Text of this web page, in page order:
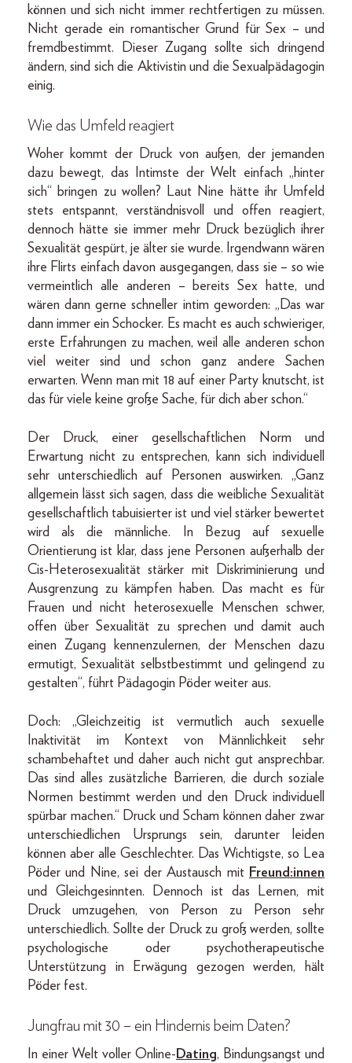
können und sich nicht immer rechtfertigen zu müssen.
Nicht gerade ein romantischer Grund für Sex – und
fremdbestimmt. Dieser Zugang sollte sich dringend
ändern, sind sich die Aktivistin und die Sexualpädagogin
einig.
Wie das Umfeld reagiert
Woher kommt der Druck von außen, der jemanden
dazu bewegt, das Intimste der Welt einfach „hinter
sich“ bringen zu wollen? Laut Nine hätte ihr Umfeld
stets entspannt, verständnisvoll und offen reagiert,
dennoch hätte sie immer mehr Druck bezüglich ihrer
Sexualität gespürt, je älter sie wurde. Irgendwann wären
ihre Flirts einfach davon ausgegangen, dass sie – so wie
vermeintlich alle anderen – bereits Sex hatte, und
wären dann gerne schneller intim geworden: „Das war
dann immer ein Schocker. Es macht es auch schwieriger,
erste Erfahrungen zu machen, weil alle anderen schon
viel weiter sind und schon ganz andere Sachen
erwarten. Wenn man mit 18 auf einer Party knutscht, ist
das für viele keine große Sache, für dich aber schon.“
Der Druck, einer gesellschaftlichen Norm und
Erwartung nicht zu entsprechen, kann sich individuell
sehr unterschiedlich auf Personen auswirken. „Ganz
allgemein lässt sich sagen, dass die weibliche Sexualität
gesellschaftlich tabuisierter ist und viel stärker bewertet
wird als die männliche. In Bezug auf sexuelle
Orientierung ist klar, dass jene Personen außerhalb der
Cis-Heterosexualität stärker mit Diskriminierung und
Ausgrenzung zu kämpfen haben. Das macht es für
Frauen und nicht heterosexuelle Menschen schwer,
offen über Sexualität zu sprechen und damit auch
einen Zugang kennenzulernen, der Menschen dazu
ermutigt, Sexualität selbstbestimmt und gelingend zu
gestalten“, führt Pädagogin Pöder weiter aus.
Doch: „Gleichzeitig ist vermutlich auch sexuelle
Inaktivität im Kontext von Männlichkeit sehr
schambehaftet und daher auch nicht gut ansprechbar.
Das sind alles zusätzliche Barrieren, die durch soziale
Normen bestimmt werden und den Druck individuell
spürbar machen.“ Druck und Scham können daher zwar
unterschiedlichen Ursprungs sein, darunter leiden
können aber alle Geschlechter. Das Wichtigste, so Lea
Pöder und Nine, sei der Austausch mit Freund:innen
und Gleichgesinnten. Dennoch ist das Lernen, mit
Druck umzugehen, von Person zu Person sehr
unterschiedlich. Sollte der Druck zu groß werden, sollte
psychologische oder psychotherapeutische
Unterstützung in Erwägung gezogen werden, hält
Pöder fest.
Jungfrau mit 30 – ein Hindernis beim Daten?
In einer Welt voller Online-Dating, Bindungsangst und